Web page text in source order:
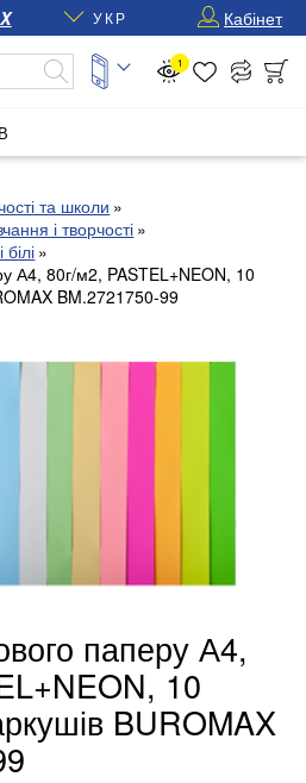
УКР Кабінет
1
та школи
і творчості
А4, 80г/м2, PASTEL+NEON, 10
BM.2721750-99
паперу А4,
10
BUROMAX